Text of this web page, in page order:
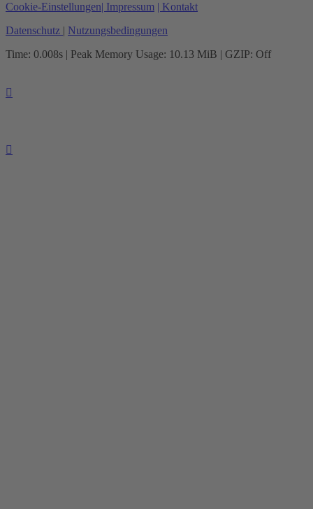
Cookie-Einstellungen| Impressum | Kontakt
Datenschutz | Nutzungsbedingungen
Time: 0.008s | Peak Memory Usage: 10.13 MiB | GZIP: Off